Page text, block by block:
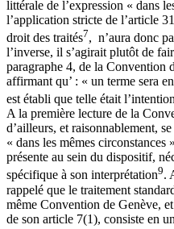
littérale de l’expression « dans
l’application stricte de l’article
droit des traités7, n’aura donc
l’inverse, il s’agirait plutôt de
paragraphe 4, de la Convention
affirmant qu’ : « un terme sera
est établi que telle était
A la première lecture de la
d’ailleurs, et raisonnablement,
« dans les mêmes circonstances
présente au sein du dispositif,
spécifique à son interprétation9.
rappelé que le traitement
même Convention de Genève,
de son article 7(1), consiste en